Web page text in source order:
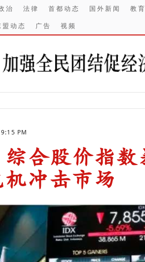
治 法律 首都动态 国外新闻
教
盟动态 广告 视频
PM
综合股价指
机冲击市场